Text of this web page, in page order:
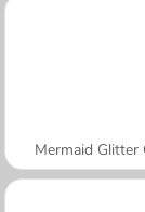
Mermaid Glitter